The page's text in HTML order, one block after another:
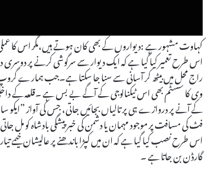
اس طرح تعمیر کیا گیا ہے کہ ایک دیوار سے سرگوشی کرنے پر دوسری
راج محل میں بیٹھ کر آسانی سے سنا جا سکتا ہے۔جب ہمارے گروپ
وی کا سسٹم بھی اس ٹیکنالوجی کے آگے بے بس ہے ۔قلعہ کے
کے آنے پر دروازے ہی پر تالیاں بجائیں جاتی، جس کی آواز
فٹ کی مسافت پر موجود مہمان یا دشمن کی خبر پیشگی بادشاہ کو مل
اس طرح نصب کیا گیا ہے کہ ان میں کپڑا باندھنے پر عالیشان خیمے
گارڈن بن جاتا ہے ۔